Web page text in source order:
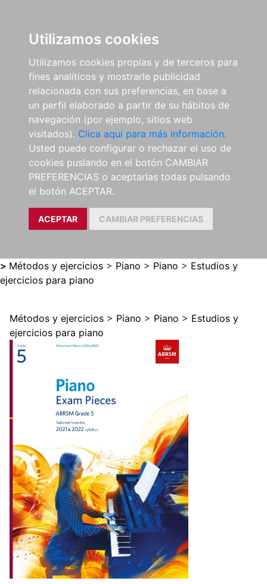
Utilizamos cookies
Utilizamos cookies propias y de terceros para
fines analíticos y mostrarle publicidad
relacionada con sus preferencias, en base a
un perfil elaborado a partir de su hábitos de
navegación (por ejemplo, sitios web
visitados). Clica aquí para más información.
Usted puede configurar o rechazar el uso de
cookies puslando en el botón CAMBIAR
PREFERENCIAS o aceptarlas todas pulsando
el botón ACEPTAR.
ACEPTAR CAMBIAR PREFERENCIAS
> Métodos y ejercicios > Piano > Piano > Estudios y
ejercicios para piano
Métodos y ejercicios > Piano > Piano > Estudios y
ejercicios para piano